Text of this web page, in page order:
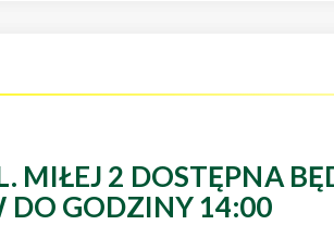
MIŁEJ 2 DOSTĘPNA
DO GODZINY 14:00